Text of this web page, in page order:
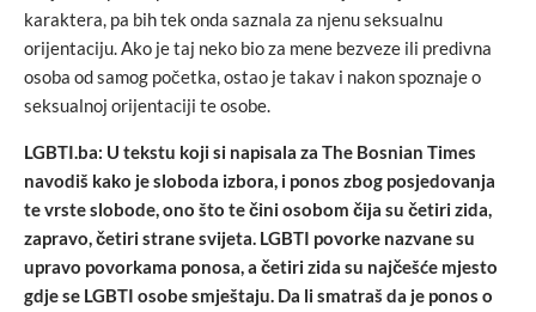
karaktera, pa bih tek onda saznala za njenu seksualnu
orijentaciju. Ako je taj neko bio za mene bezveze ili predivna
osoba od samog početka, ostao je takav i nakon spoznaje o
seksualnoj orijentaciji te osobe.
LGBTI.ba: U tekstu koji si napisala za The Bosnian Times
navodiš kako je sloboda izbora, i ponos zbog posjedovanja
te vrste slobode, ono što te čini osobom čija su četiri zida,
zapravo, četiri strane svijeta. LGBTI povorke nazvane su
upravo povorkama ponosa, a četiri zida su najčešće mjesto
gdje se LGBTI osobe smještaju. Da li smatraš da je ponos o